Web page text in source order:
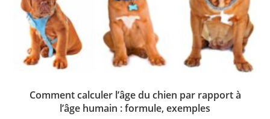
Comment calculer l’âge du chien par rapport à
l’âge humain : formule, exemples